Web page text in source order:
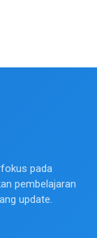
pada
pembelajaran
update.